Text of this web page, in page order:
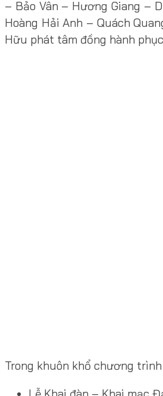
– Bảo Vân – Hương Giang –
Hoàng Hải Anh – Quách
Hữu phát tâm đồng hành
Trong khuôn khổ chương